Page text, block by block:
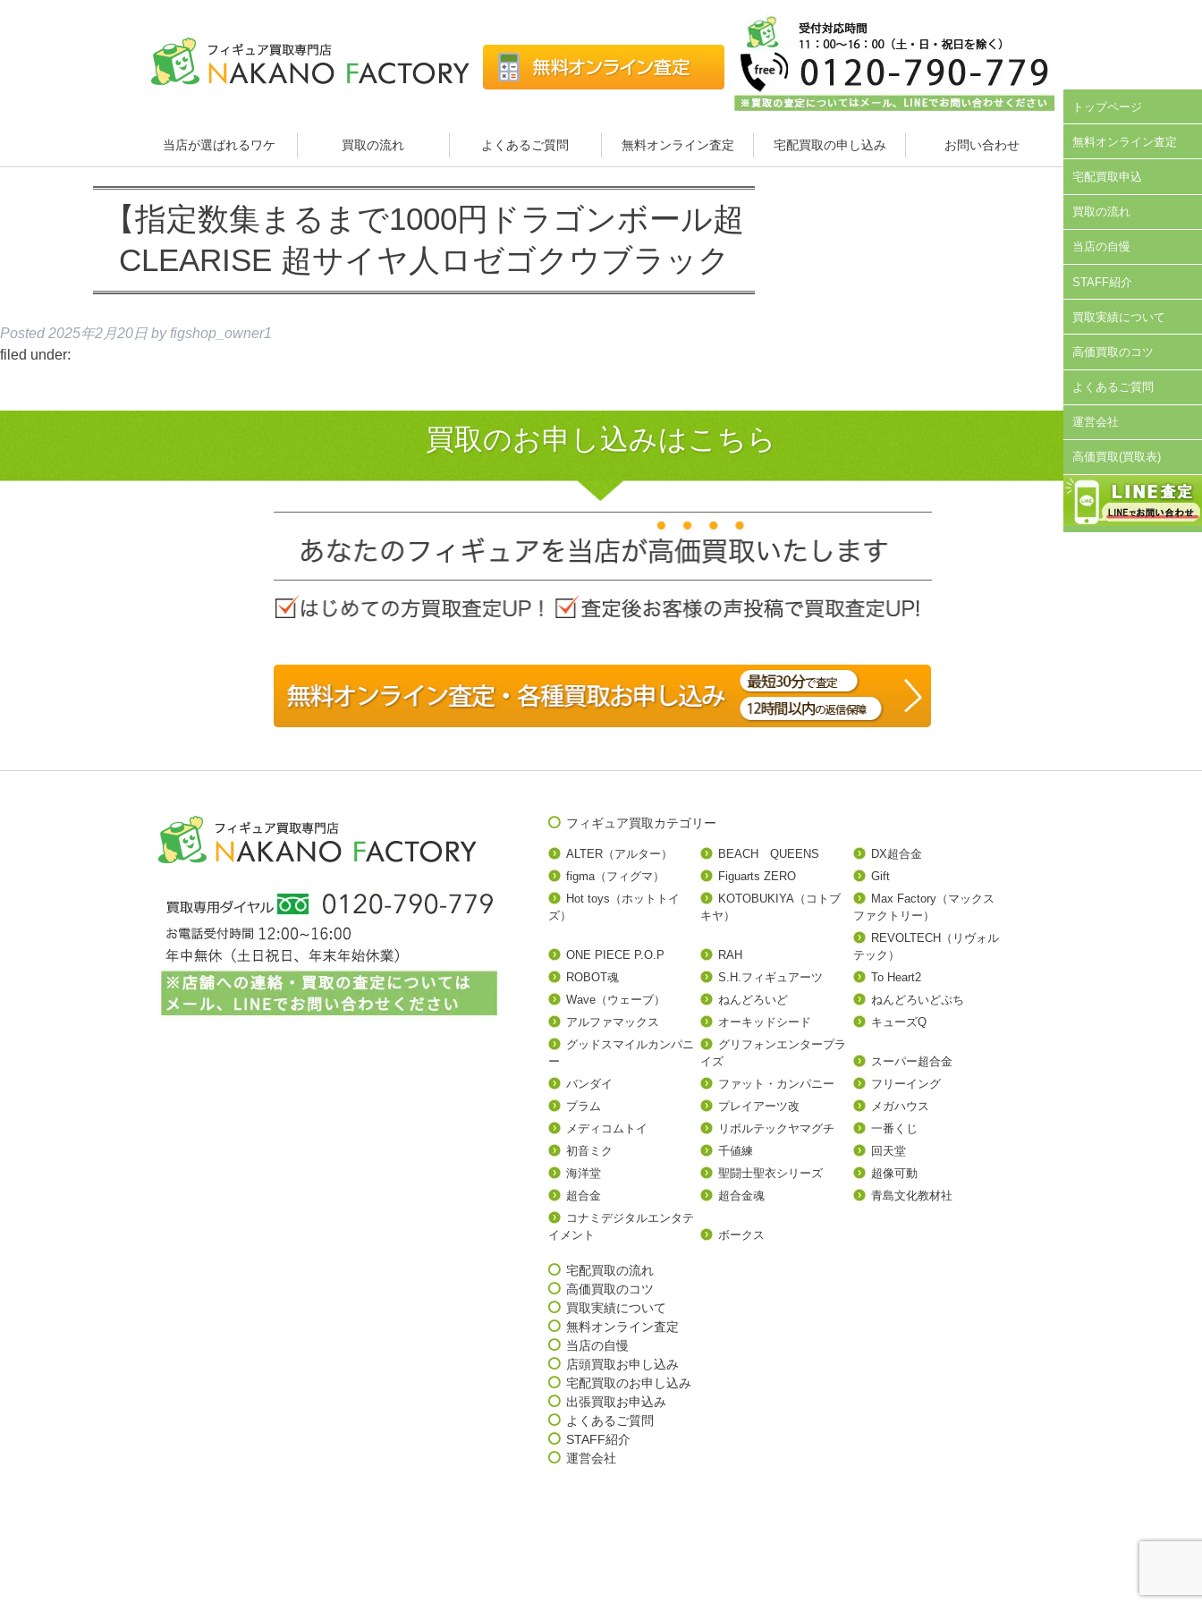
当店が選ばれるワケ 買取の流れ よくあるご質問 無料オンライン査定 宅配買取の申し込み お問い合わせ
【指定数集まるまで1000円ドラゴンボール超
CLEARISE 超サイヤ人ロゼゴクウブラック
Posted 2025年2月20日 by figshop_owner1
filed under:
トップページ
無料オンライン査定
宅配買取申込
買取の流れ
当店の自慢
STAFF紹介
買取実績について
高価買取のコツ
よくあるご質問
運営会社
高価買取(買取表)
買取のお申し込みはこちら
フィギュア買取カテゴリー
ALTER（アルター） BEACH QUEENS
DX超合金
figma（フィグマ）
Figuarts ZERO
Gift
Hot toys（ホットトイ
ズ）
KOTOBUKIYA（コトブ
キヤ）
Max Factory（マックス
ファクトリー）
ONE PIECE P.O.P RAH
REVOLTECH（リヴォル
テック）
ROBOT魂
S.H.フィギュアーツ
To Heart2
Wave（ウェーブ）
ねんどろいど
ねんどろいどぷち
アルファマックス
オーキッドシード
キューズQ
グッドスマイルカンパニ
ー
グリフォンエンタープラ
イズ
スーパー超合金
バンダイ
ファット・カンパニー
フリーイング
プラム
プレイアーツ改
メガハウス
メディコムトイ
リボルテックヤマグチ
一番くじ
初音ミク
千値練
回天堂
海洋堂
聖闘士聖衣シリーズ
超像可動
超合金
超合金魂
青島文化教材社
コナミデジタルエンタテ
イメント
ボークス
宅配買取の流れ
高価買取のコツ
買取実績について
無料オンライン査定
当店の自慢
店頭買取お申し込み
宅配買取のお申し込み
出張買取お申込み
よくあるご質問
STAFF紹介
運営会社